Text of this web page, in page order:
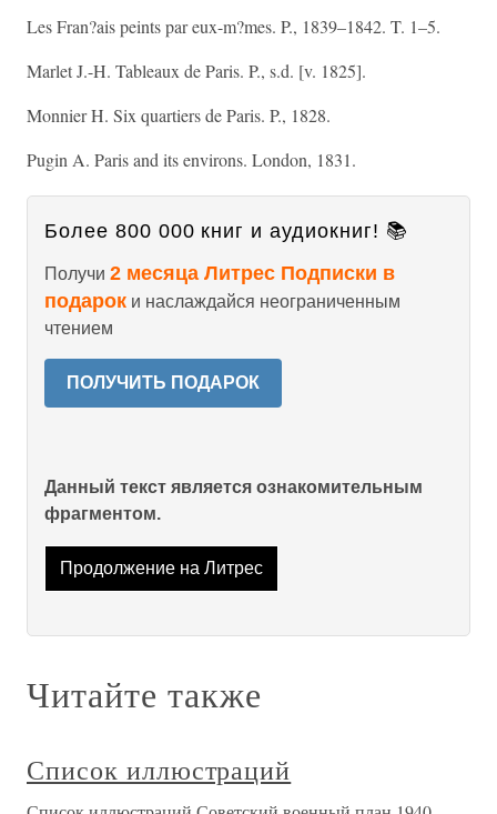
Les Fran?ais peints par eux-m?mes. P., 1839–1842. T. 1–5.
Marlet J.-H. Tableaux de Paris. P., s.d. [v. 1825].
Monnier H. Six quartiers de Paris. P., 1828.
Pugin A. Paris and its environs. London, 1831.
Более 800 000 книг и аудиокниг! 📚
Получи 2 месяца Литрес Подписки в
подарок и наслаждайся неограниченным
чтением
ПОЛУЧИТЬ ПОДАРОК
Данный текст является ознакомительным
фрагментом.
Продолжение на Литрес
Читайте также
Список иллюстраций